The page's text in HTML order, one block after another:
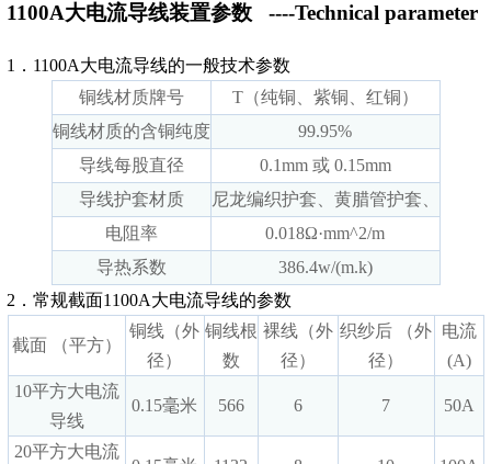
1100A大电流导线装置参数 ----Technical parameter
1．1100A大电流导线的一般技术参数
铜线材质牌号
T（纯铜、紫铜、红铜）
铜线材质的含铜纯度
99.95%
导线每股直径
0.1mm 或 0.15mm
导线护套材质
尼龙编织护套、黄腊管护套、
电阻率
0.018Ω·mm^2/m
导热系数
386.4w/(m.k)
2．常规截面1100A大电流导线的参数
截面 （平方）
铜线（外
径）
铜线根
数
裸线（外
径）
织纱后 （外
径）
电流
(A)
10平方大电流
导线
0.15毫米 566 6 7 50A
20平方大电流